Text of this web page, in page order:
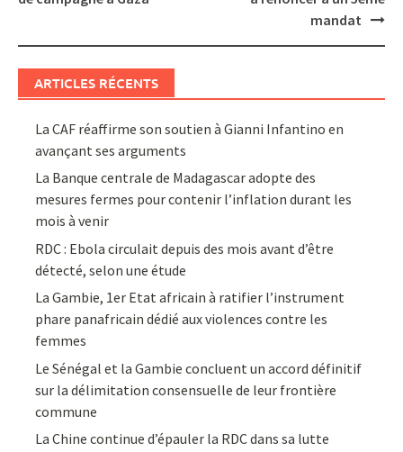
mandat
ARTICLES RÉCENTS
La CAF réaffirme son soutien à Gianni Infantino en
avançant ses arguments
La Banque centrale de Madagascar adopte des
mesures fermes pour contenir l’inflation durant les
mois à venir
RDC : Ebola circulait depuis des mois avant d’être
détecté, selon une étude
La Gambie, 1er Etat africain à ratifier l’instrument
phare panafricain dédié aux violences contre les
femmes
Le Sénégal et la Gambie concluent un accord définitif
sur la délimitation consensuelle de leur frontière
commune
La Chine continue d’épauler la RDC dans sa lutte